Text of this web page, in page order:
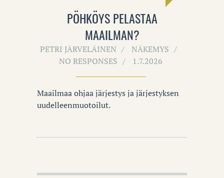
PÖHKÖYS PELASTAA
MAAILMAN?
PETRI JÄRVELÄINEN
NÄKEMYS
NO RESPONSES
1.7.2026
Maailmaa ohjaa järjestys ja järjestyksen
uudelleenmuotoilut.